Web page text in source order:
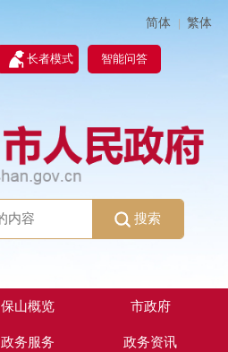
简体 | 繁体
长者模式 智能问答
搜索
保山概览 市政府
政务服务 政务资讯